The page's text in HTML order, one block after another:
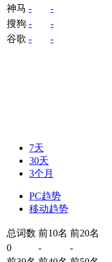
神马 -
-
搜狗 -
-
谷歌 - -
7天
30天
3个月
PC趋势
移动趋势
总词数 前10名 前20名
0
-
-